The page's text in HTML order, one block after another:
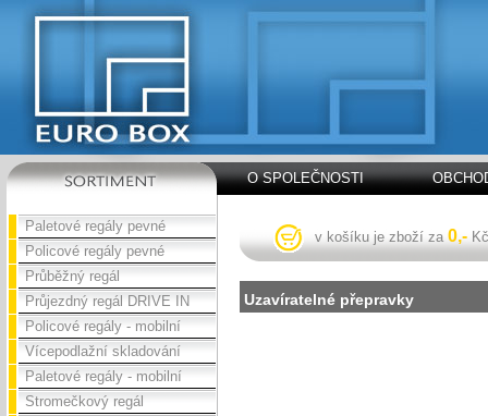
O SPOLEČNOSTI
Paletové regály pevné
Policové regály pevné
Průběžný regál
Průjezdný regál DRIVE IN
Policové regály - mobilní
Vícepodlažní skladování
Paletové regály - mobilní
Stromečkový regál
v košíku je zboží za 0,- Kč
Uzavíratelné přepravky